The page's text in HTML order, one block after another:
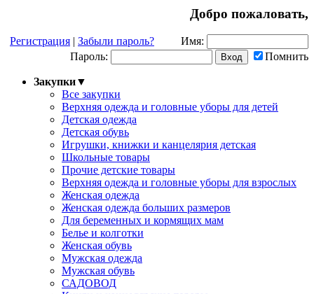
Добро пожаловать,
Регистрация | Забыли пароль?
Имя:
Пароль:
Помнить
Закупки▼
Все закупки
Верхняя одежда и головные уборы для детей
Детская одежда
Детская обувь
Игрушки, книжки и канцелярия детская
Школьные товары
Прочие детские товары
Верхняя одежда и головные уборы для взрослых
Женская одежда
Женская одежда больших размеров
Для беременных и кормящих мам
Белье и колготки
Женская обувь
Мужская одежда
Мужская обувь
САДОВОД